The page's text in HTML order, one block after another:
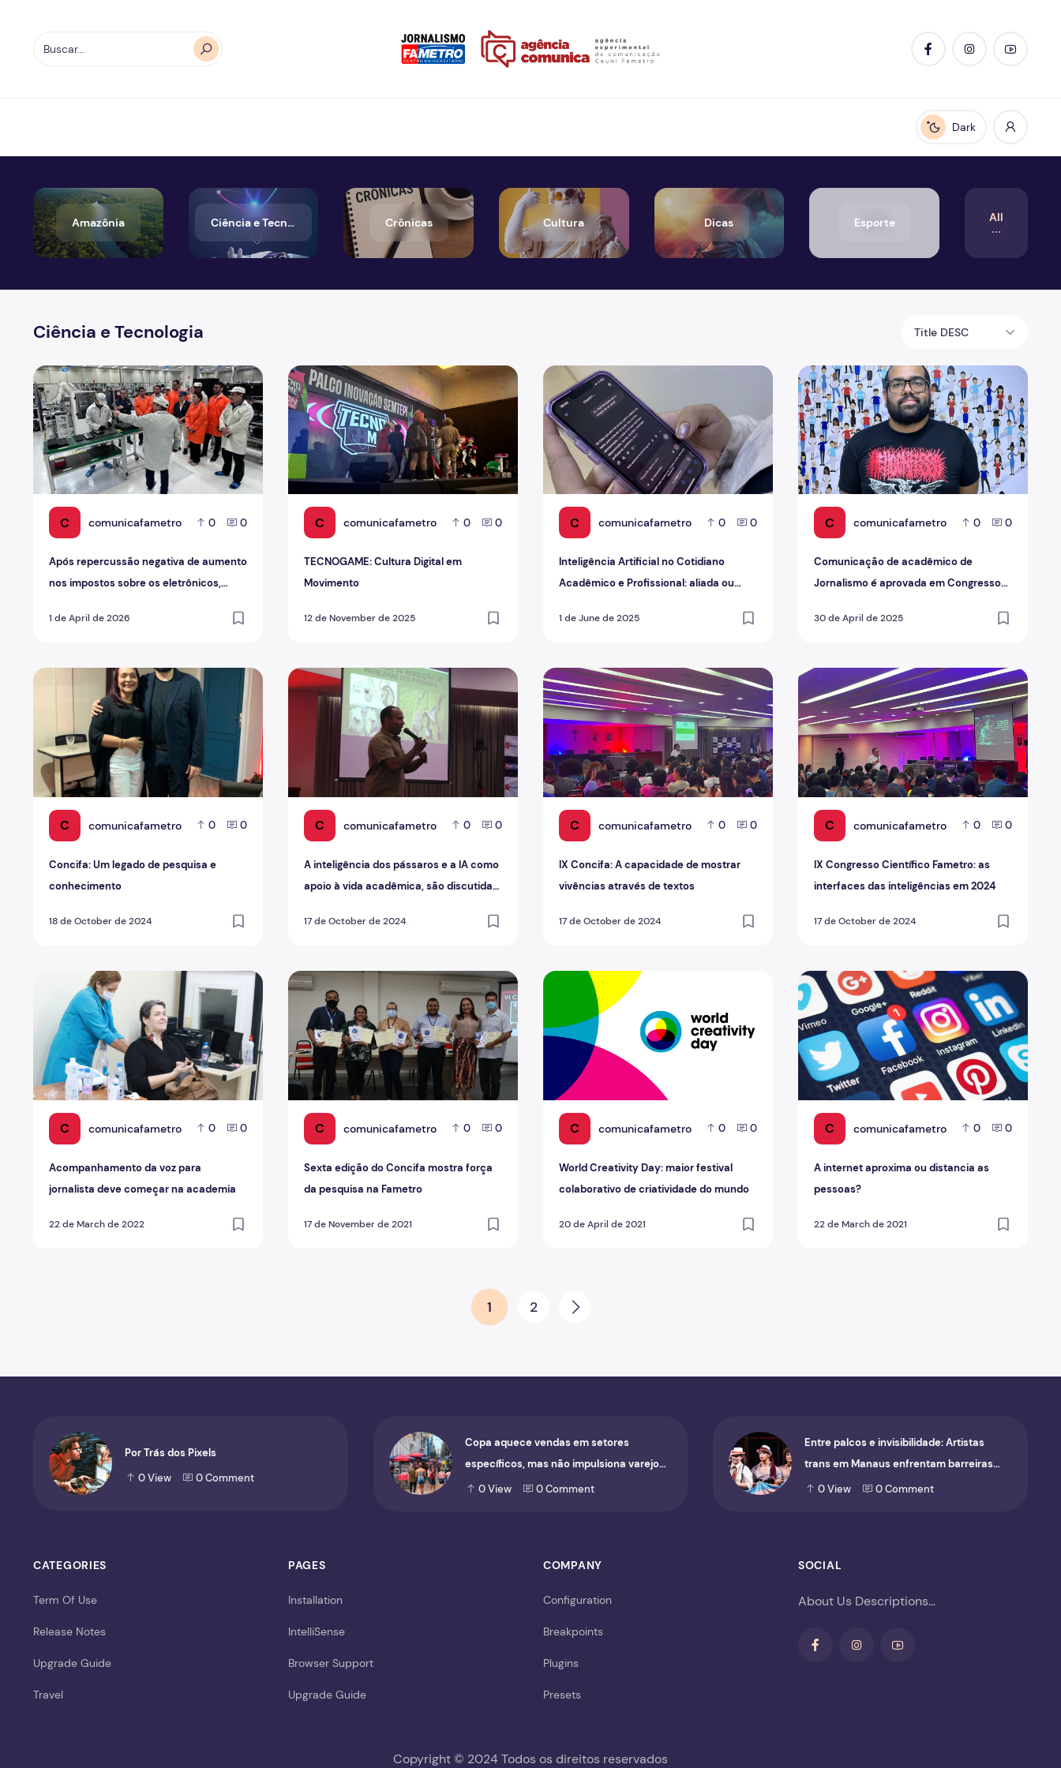
Enable dark mode
Dark
Amazônia Ciência e Tecnologia Crônicas Cultura Dicas Esporte All
Ciência e Tecnologia Title DESC
C comunicafametro 0 0
Após repercussão negativa de aumento
nos impostos sobre os eletrônicos,
1 de April de 2026
Após repercussão negativa de aumento nos impostos sobre os eletrônicos, Governo volta atrás
C comunicafametro 0 0
TECNOGAME: Cultura Digital em
Movimento
12 de November de 2025
TECNOGAME: Cultura Digital em Movimento
C comunicafametro 0 0
Inteligência Artificial no Cotidiano
Acadêmico e Profissional: aliada ou
1 de June de 2025
Inteligência Artificial no Cotidiano Acadêmico e Profissional: aliada ou inimiga?
C comunicafametro 0 0
Comunicação de acadêmico de
Jornalismo é aprovada em Congresso
30 de April de 2025
Comunicação de acadêmico de Jornalismo
C comunicafametro 0 0
Concifa: Um legado de pesquisa e
conhecimento
18 de October de 2024
Concifa: Um legado de pesquisa e conhecimento
C comunicafametro 0 0
A inteligência dos pássaros e a IA como
apoio à vida acadêmica, são discutidas
17 de October de 2024
A inteligência dos pássaros e a IA como apoio à vida acadêmica, são discutidas no segundo dia do Concifa
C comunicafametro 0 0
IX Concifa: A capacidade de mostrar
vivências através de textos
17 de October de 2024
IX Concifa: A capacidade de mostrar vivências através de textos
C comunicafametro 0 0
IX Congresso Científico Fametro: as
interfaces das inteligências em 2024
17 de October de 2024
IX Congresso Científico Fametro: as
C comunicafametro 0 0
Acompanhamento da voz para
jornalista deve começar na academia
22 de March de 2022
Acompanhamento da voz para jornalista deve começar na academia
C comunicafametro 0 0
Sexta edição do Concifa mostra força
da pesquisa na Fametro
17 de November de 2021
Sexta edição do Concifa mostra força da pesquisa na Fametro
C comunicafametro 0 0
World Creativity Day: maior festival
colaborativo de criatividade do mundo
20 de April de 2021
World Creativity Day: maior festival colaborativo de criatividade do mundo
C comunicafametro 0 0
A internet aproxima ou distancia as
pessoas?
22 de March de 2021
A internet aproxima ou distancia as pessoas?
1 2 Next
Por Trás dos Pixels
0View 0Comment
Copa aquece vendas em setores
específicos, mas não impulsiona varejo
de forma geral
0View 0Comment
Entre palcos e invisibilidade: Artistas
trans em Manaus enfrentam barreiras
para ocupar o cenário cultural
0View 0Comment
CATEGORIES
Term Of Use
Release Notes
Upgrade Guide
Travel
PAGES
Installation
IntelliSense
Browser Support
Upgrade Guide
COMPANY
Configuration
Breakpoints
Plugins
Presets
SOCIAL
About Us Descriptions...
Copyright © 2024 Todos os direitos reservados